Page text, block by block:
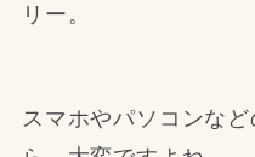
リー。
スマホやパソコンな